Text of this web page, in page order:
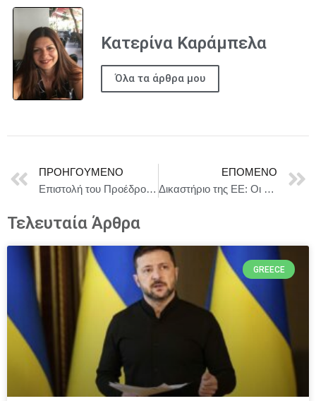
Κατερίνα Καράμπελα
Όλα τα άρθρα μου
ΠΡΟΗΓΟΎΜΕΝΟ
Eπιστολή του Προέδρου της Βουλής των Ελλήνων προς τον Πρόεδρο της Βουλής των Αντιπροσώπων της Αραβικής Δημοκρατίας της Αιγύπτου
ΕΠΌΜΕΝΟ
Δικαστήριο της ΕΕ: ​​Οι αντιπρόσωποι των κρατών μελών διορίζουν έναν δικαστή στο Δικαστήριο και επτά δικαστές στο Γενικό Δικαστήριο
Τελευταία Άρθρα
GREECE